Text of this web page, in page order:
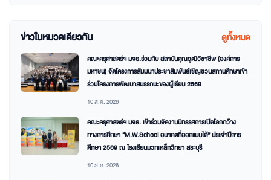
ข่าวในหมวดเดียวกัน ดูทั้งหมด
คณะครุศาสตร์ฯ มจธ.ร่วมกับ สถาบันคุณวุฒิวิชาชีพ (องค์การ
มหาชน) จัดโครงการสัมมนาประชาสัมพันธ์เชิญชวนสถานศึกษาเข้า
ร่วมโครงการพัฒนาสมรรถนะของผู้เรียน 2569
10 ส.ค. 2026
คณะครุศาสตร์ฯ มจธ. เข้าร่วมจัดงานนิทรรศการเปิดโลกกว้าง
ทางการศึกษา “M.W.School อนาคตที่ออกแบบได้” ประจำปีการ
ศึกษา 2569 ณ โรงเรียนมวกเหล็กวิทยา สระบุรี
10 ส.ค. 2026